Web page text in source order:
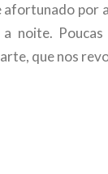
afortunado por
noite.
que nos